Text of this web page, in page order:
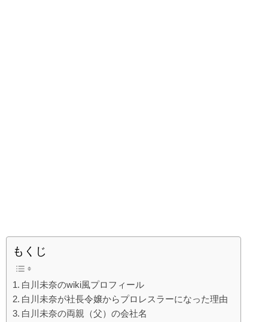
もくじ
白川未奈のwiki風プロフィール
白川未奈が社長令嬢からプロレスラーになった理由
白川未奈の両親（父）の会社名